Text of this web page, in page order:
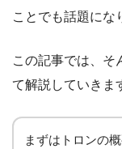
ことでも話題にな
この記事では、そ
て解説していきま
まずはトロンの